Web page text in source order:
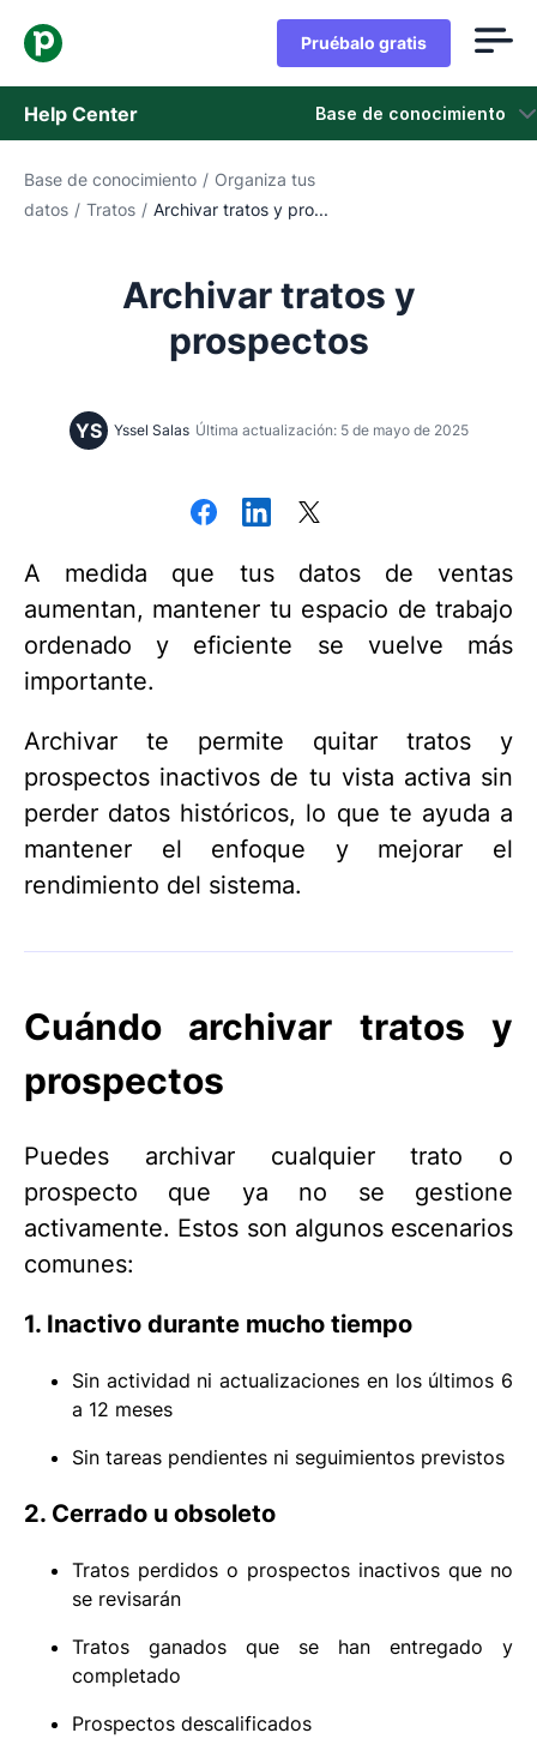
Pruébalo gratis
Help Center Base de conocimiento
Base de conocimiento
Contáctanos
Base de conocimiento / Organiza tus
datos / Tratos / Archivar tratos y pro...
Archivar tratos y
prospectos
YS Yssel Salas Última actualización: 5 de mayo de 2025
A medida que tus datos de ventas
aumentan, mantener tu espacio de trabajo
ordenado y eficiente se vuelve más
importante.
Archivar te permite quitar tratos y
prospectos inactivos de tu vista activa sin
perder datos históricos, lo que te ayuda a
mantener el enfoque y mejorar el
rendimiento del sistema.
Cuándo archivar tratos y
prospectos
Puedes archivar cualquier trato o
prospecto que ya no se gestione
activamente. Estos son algunos escenarios
comunes:
1. Inactivo durante mucho tiempo
Sin actividad ni actualizaciones en los últimos 6
a 12 meses
Sin tareas pendientes ni seguimientos previstos
2. Cerrado u obsoleto
Tratos perdidos o prospectos inactivos que no
se revisarán
Tratos ganados que se han entregado y
completado
Prospectos descalificados